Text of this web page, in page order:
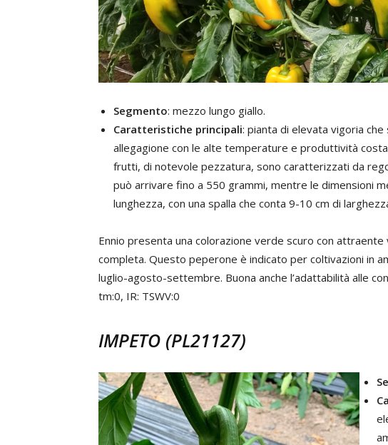
Segmento: mezzo lungo giallo.
Caratteristiche principali: pianta di elevata vigoria
allegagione con le alte temperature e produttività
frutti, di notevole pezzatura, sono caratterizzati da
può arrivare fino a 550 grammi, mentre le dimensioni
lunghezza, con una spalla che conta 9-10 cm di
Ennio presenta una colorazione verde scuro con
completa. Questo peperone è indicato per coltivazioni in
luglio-agosto-settembre. Buona anche l’adattabilità alle
tm:0, IR: TSWV:0
IMPETO (PL21127)